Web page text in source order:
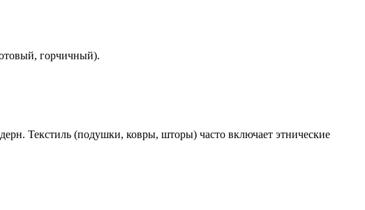
горчичный).
Текстиль (подушки, ковры, шторы) часто включает этнические